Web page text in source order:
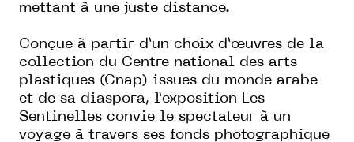
mettant à une juste distance.
Conçue à partir d’un choix d’œuvres de la
collection du Centre national des arts
plastiques (Cnap) issues du monde arabe
et de sa diaspora, l’exposition Les
Sentinelles convie le spectateur à un
voyage à travers ses fonds photographique